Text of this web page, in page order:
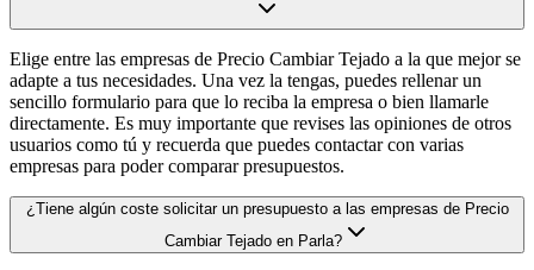
Elige entre las empresas de Precio Cambiar Tejado a la que mejor se
adapte a tus necesidades. Una vez la tengas, puedes rellenar un
sencillo formulario para que lo reciba la empresa o bien llamarle
directamente. Es muy importante que revises las opiniones de otros
usuarios como tú y recuerda que puedes contactar con varias
empresas para poder comparar presupuestos.
¿Tiene algún coste solicitar un presupuesto a las empresas de Precio
Cambiar Tejado en Parla?